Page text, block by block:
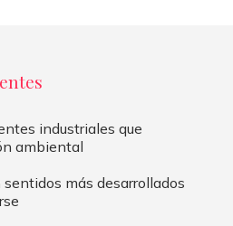
industriales que
ambiental
más desarrollados